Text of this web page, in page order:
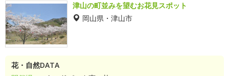
津山の町並みを望むお花見スポット
岡山県・津山市
花・自然DATA